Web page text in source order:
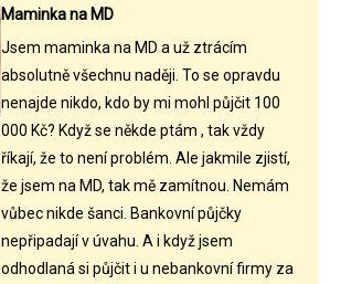
Maminka na MD
Jsem maminka na MD a už ztrácím
absolutně všechnu naději. To se opravdu
nenajde nikdo, kdo by mi mohl půjčit 100
000 Kč? Když se někde ptám , tak vždy
říkají, že to není problém. Ale jakmile zjistí,
že jsem na MD, tak mě zamítnou. Nemám
vůbec nikde šanci. Bankovní půjčky
nepřipadají v úvahu. A i když jsem
odhodlaná si půjčit i u nebankovní firmy za